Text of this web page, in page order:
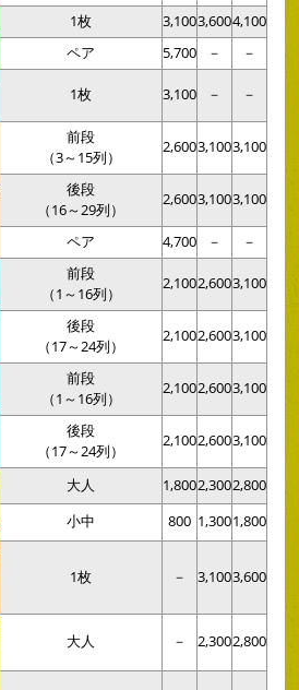
1枚 3,1003,6004,100
ペア
5,700 － －
1枚 3,100 － －
前段
（3～15列）
2,6003,1003,100
後段
（16～29列）
2,6003,1003,100
ペア 4,700 － －
前段
（1～16列）
2,1002,6003,100
後段
（17～24列）
2,1002,6003,100
前段
（1～16列）
2,1002,6003,100
後段
（17～24列）
2,1002,6003,100
大人 1,8002,3002,800
小中
800 1,3001,800
1枚 － 3,1003,600
大人 － 2,3002,800